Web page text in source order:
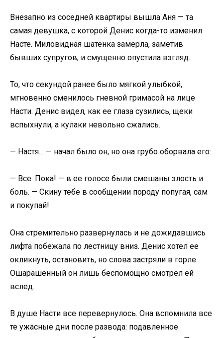
Внезапно из соседней квартиры вышла Аня — та
самая девушка, с которой Денис когда-то изменил
Насте. Миловидная шатенка замерла, заметив
бывших супругов, и смущенно опустила взгляд.
То, что секундой ранее было мягкой улыбкой,
мгновенно сменилось гневной гримасой на лице
Насти. Денис видел, как ее глаза сузились, щеки
вспыхнули, а кулаки невольно сжались.
— Настя… — начал было он, но она грубо оборвала его:
— Все. Пока! — в ее голосе были смешаны злость и
боль. — Скину тебе в сообщении породу попугая, сам
и покупай!
Она стремительно развернулась и не дожидавшись
лифта побежала по лестницу вниз. Денис хотел ее
окликнуть, остановить, но слова застряли в горле.
Ошарашенный он лишь беспомощно смотрел ей
вслед.
В душе Насти все перевернулось. Она вспомнила все
те ужасные дни после развода: подавленное